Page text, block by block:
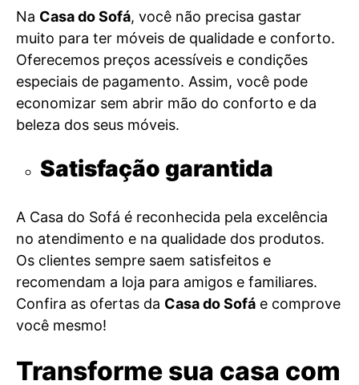
Na Casa do Sofá, você não precisa gastar
muito para ter móveis de qualidade e conforto.
Oferecemos preços acessíveis e condições
especiais de pagamento. Assim, você pode
economizar sem abrir mão do conforto e da
beleza dos seus móveis.
Satisfação garantida
A Casa do Sofá é reconhecida pela excelência
no atendimento e na qualidade dos produtos.
Os clientes sempre saem satisfeitos e
recomendam a loja para amigos e familiares.
Confira as ofertas da Casa do Sofá e comprove
você mesmo!
Transforme sua casa com